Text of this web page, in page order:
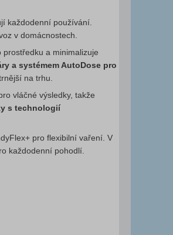
každodenní používání.
v domácnostech.
a minimalizuje
a systémem AutoDose pro
na trhu.
vláčné výsledky, takže
s technologií
pro flexibilní vaření. V
každodenní pohodlí.